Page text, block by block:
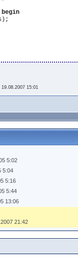
begin
19.08.2007 15:01
5:02
5:04
5:16
5:44
13:06
21:42